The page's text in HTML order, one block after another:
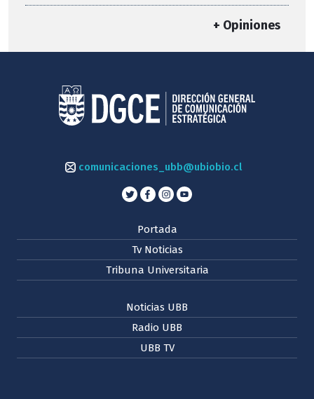
+ Opiniones
comunicaciones_ubb@ubiobio.cl
Portada
Tv Noticias
Tribuna Universitaria
Noticias UBB
Radio UBB
UBB TV